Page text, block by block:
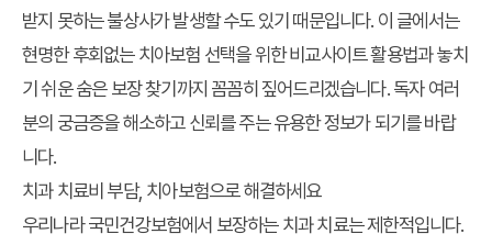
받지 못하는 불상사가 발생할 수도 있기 때문입니다. 이 글에서는
현명한후회없는 치아보험 선택을 위한비교사이트 활용법과 놓치
기 쉬운숨은 보장 찾기 까지 꼼꼼히 짚어드리겠습니다. 독자 여러
분의 궁금증을 해소하고 신뢰를 주는 유용한 정보가 되기를 바랍
니다.
치과 치료비 부담, 치아보험으로 해결하세요
우리나라 국민건강보험에서 보장하는 치과 치료는 제한적입니다.